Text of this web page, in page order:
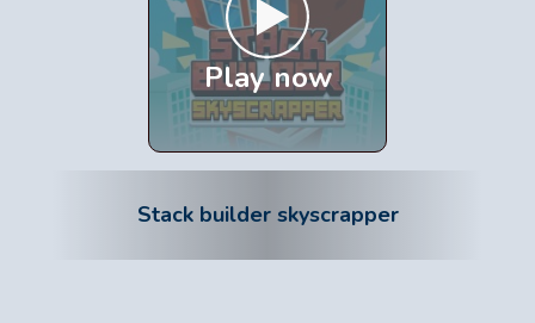
Play now
Stack builder skyscrapper